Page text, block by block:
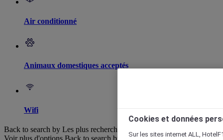
Air conditionné
Animaux domestiques acceptés
Wifi
Back to search by Les plus recherchés
Cookies et données
Sur les sites internet ALL,